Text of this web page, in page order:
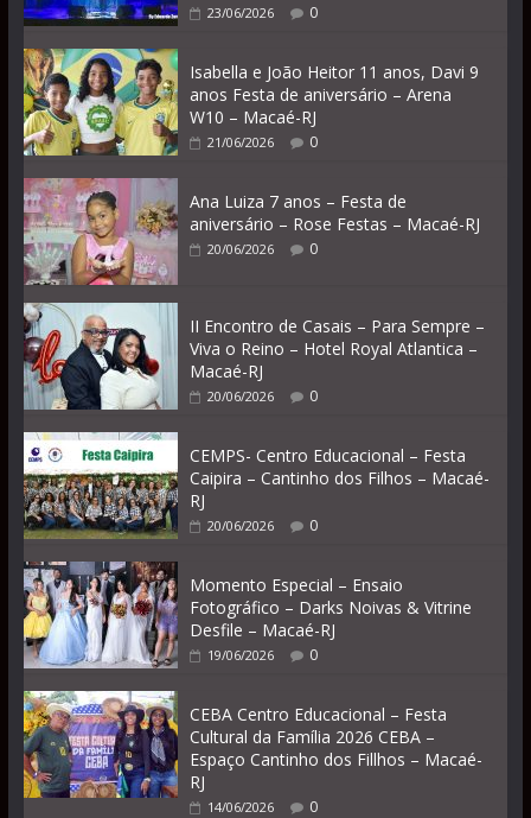
23/06/2026 0
Isabella e João Heitor 11 anos, Davi 9
anos Festa de aniversário – Arena
W10 – Macaé-RJ
21/06/2026 0
Ana Luiza 7 anos – Festa de
aniversário – Rose Festas – Macaé-RJ
20/06/2026 0
II Encontro de Casais – Para Sempre –
Viva o Reino – Hotel Royal Atlantica –
Macaé-RJ
20/06/2026 0
CEMPS- Centro Educacional – Festa
Caipira – Cantinho dos Filhos – Macaé-
RJ
20/06/2026 0
Momento Especial – Ensaio
Fotográfico – Darks Noivas & Vitrine
Desfile – Macaé-RJ
19/06/2026 0
CEBA Centro Educacional – Festa
Cultural da Família 2026 CEBA –
Espaço Cantinho dos Fillhos – Macaé-
RJ
14/06/2026 0